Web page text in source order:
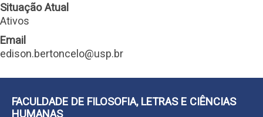
Situação Atual
Ativos
Email
edison.bertoncelo@usp.br
FACULDADE DE FILOSOFIA, LETRAS E CIÊNCIAS
HUMANAS